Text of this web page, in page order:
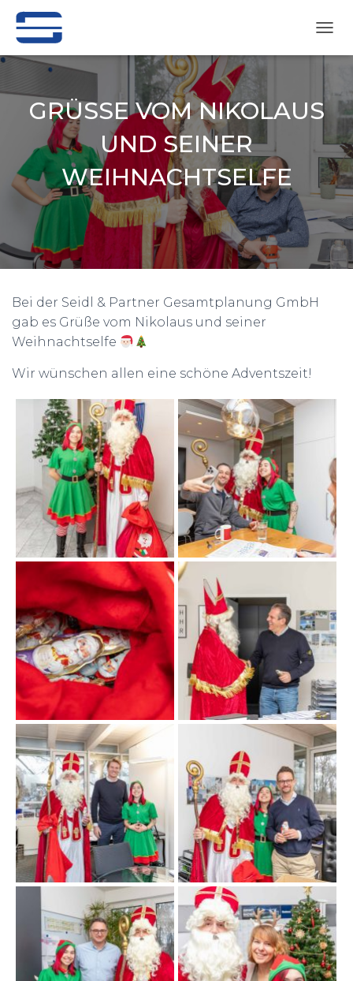
A
I
O
S
C
H
A
GRÜSSE VOM NIKOLAUS U
ND SEINER W
EIHNACHTSELFE
Veröffentlicht voncl am9. Dezember 2024
Bei der Seidl & Partner Gesamtplanung GmbH
gab es Grüße vom Nikolaus und seiner
Weihnachtselfe
Wir wünschen allen eine schöne Adventszeit!